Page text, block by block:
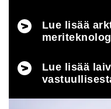
Lue lisää
Lue lisää